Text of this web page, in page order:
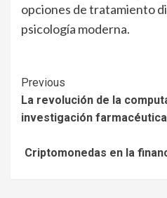
opciones de tratamiento
psicología moderna.
Continue
Reading
Previous
La revolución de la
investigación farmacéutica
Criptomonedas en la